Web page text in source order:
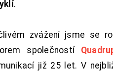
.
zvážení jsme se
společností
již 25 let. V